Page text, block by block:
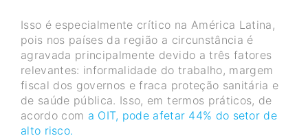
Isso é especialmente crítico na América Latina,
pois nos países da região a circunstância é
agravada principalmente devido a três fatores
relevantes: informalidade do trabalho, margem
fiscal dos governos e fraca proteção sanitária e
de saúde pública. Isso, em termos práticos, de
acordo com a OIT, pode afetar 44% do setor de
alto risco.